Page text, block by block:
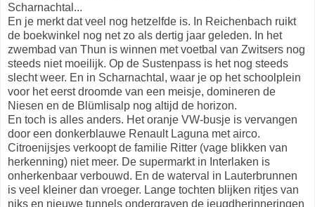
Scharnachtal...
En je merkt dat veel nog hetzelfde is. In Reichenbach ruikt
de boekwinkel nog net zo als dertig jaar geleden. In het
zwembad van Thun is winnen met voetbal van Zwitsers nog
steeds niet moeilijk. Op de Sustenpass is het nog steeds
slecht weer. En in Scharnachtal, waar je op het schoolplein
voor het eerst droomde van een meisje, domineren de
Niesen en de Blümlisalp nog altijd de horizon.
En toch is alles anders. Het oranje VW-busje is vervangen
door een donkerblauwe Renault Laguna met airco.
Citroenijsjes verkoopt de familie Ritter (vage blikken van
herkenning) niet meer. De supermarkt in Interlaken is
onherkenbaar verbouwd. En de waterval in Lauterbrunnen
is veel kleiner dan vroeger. Lange tochten blijken ritjes van
niks en nieuwe tunnels ondergraven de jeugdherinneringen